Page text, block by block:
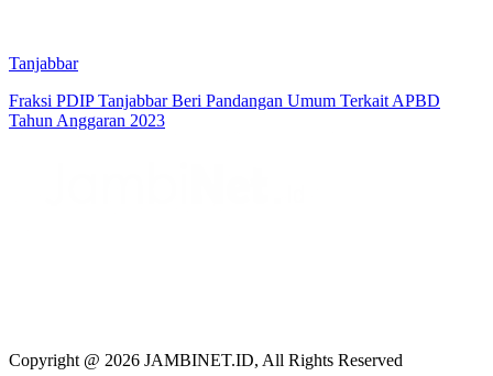
Tanjabbar
Fraksi PDIP Tanjabbar Beri Pandangan Umum Terkait APBD
Tahun Anggaran 2023
Copyright @ 2026 JAMBINET.ID, All Rights Reserved